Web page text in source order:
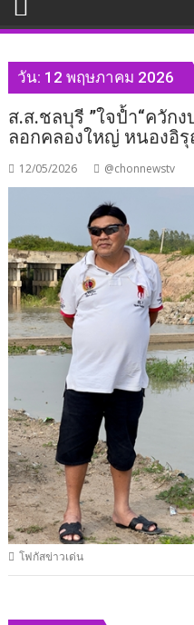
วัน: 12 พฤษภาคม 2026
ส.ส.ชลบุรี ”ใจป้ำ“ควัก
ลอกคลองใหญ่ หนองอิ
12/05/2026 @chonnewstv
โฟกัสข่าวเด่น